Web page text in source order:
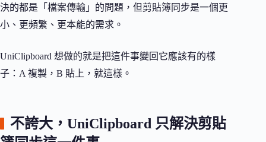
決的都是「檔案傳輸」的問題，但剪貼簿同步是一個更
小、更頻繁、更本能的需求。
UniClipboard 想做的就是把這件事變回它應該有的樣
子：A 複製，B 貼上，就這樣。
不誇大，UniClipboard 只解決剪貼